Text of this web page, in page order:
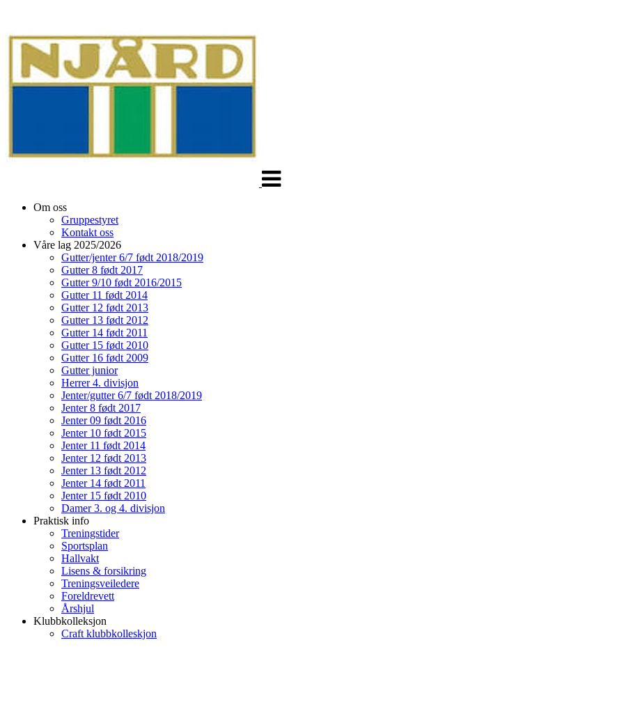
Om oss
Gruppestyret
Kontakt oss
Våre lag 2025/2026
Gutter/jenter 6/7 født 2018/2019
Gutter 8 født 2017
Gutter 9/10 født 2016/2015
Gutter 11 født 2014
Gutter 12 født 2013
Gutter 13 født 2012
Gutter 14 født 2011
Gutter 15 født 2010
Gutter 16 født 2009
Gutter junior
Herrer 4. divisjon
Jenter/gutter 6/7 født 2018/2019
Jenter 8 født 2017
Jenter 09 født 2016
Jenter 10 født 2015
Jenter 11 født 2014
Jenter 12 født 2013
Jenter 13 født 2012
Jenter 14 født 2011
Jenter 15 født 2010
Damer 3. og 4. divisjon
Praktisk info
Treningstider
Sportsplan
Hallvakt
Lisens & forsikring
Treningsveiledere
Foreldrevett
Årshjul
Klubbkolleksjon
Craft klubbkolleskjon